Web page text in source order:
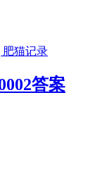
答案